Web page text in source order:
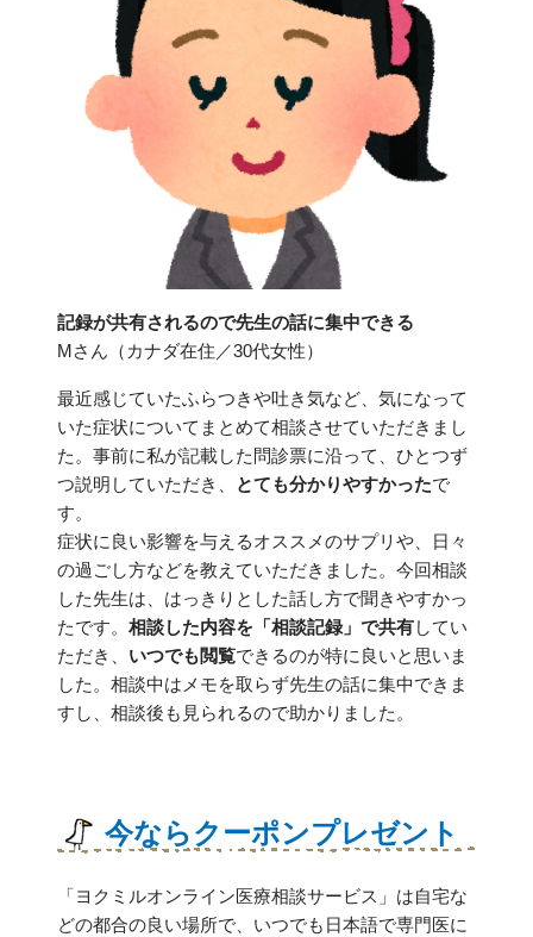
記録が共有されるので先生の話に集中できる
Mさん（カナダ在住／30代女性）
最近感じていたふらつきや吐き気など、気になって
いた症状についてまとめて相談させていただきまし
た。事前に私が記載した問診票に沿って、ひとつず
つ説明していただき、
とても分かりやすかったで
す。
症状に良い影響を与えるオススメのサプリや、日々
の過ごし方などを教えていただきました。今回相談
した先生は、はっきりとした話し方で聞きやすかっ
たです。 相談した内容を「相談記録」で共有してい
ただき、 いつでも閲覧できるのが特に良いと思いま
した。相談中はメモを取らず先生の話に集中できま
すし、相談後も見られるので助かりました。
今ならクーポンプレゼント
「ヨクミルオンライン医療相談サービス」は自宅な
どの都合の良い場所で、いつでも日本語で専門医に